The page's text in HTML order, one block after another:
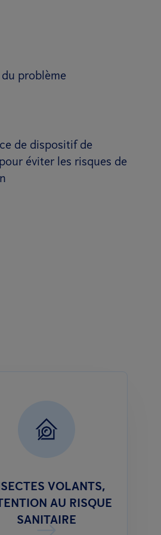
problème
de dispositif de
éviter les risques de
VOLANTS,
AU RISQUE
SANITAIRE